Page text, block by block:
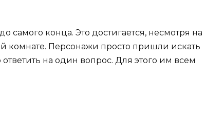
конца. Это достигается, несмотря на
комнате. Персонажи просто пришли искать
ответить на один вопрос. Для этого им всем